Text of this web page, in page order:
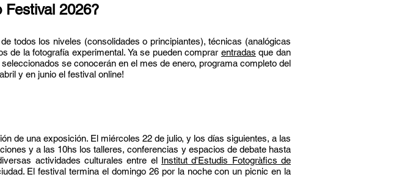
Festival 2026?
todos los niveles (consolidades o principiantes), técnicas (analógicas
de la fotografía experimental. Ya se pueden comprar entradas que dan
se conocerán en el mes de enero, programa completo del
y en junio el festival online!
de una exposición. El miércoles 22 de julio, y los días siguientes, a las
y a las 10hs los talleres,conferencias y espacios de debate hasta
actividades culturales entre el Institut d'Estudis Fotogràfics de
El festival termina el domingo 26 por la noche con un picnic en la